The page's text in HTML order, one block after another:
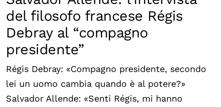
del filosofo francese Régis
Debray al “compagno
presidente”
Régis Debray: «Compagno presidente, secondo
lei un uomo cambia quando è al potere?»
Salvador Allende: «Senti Régis, mi hanno